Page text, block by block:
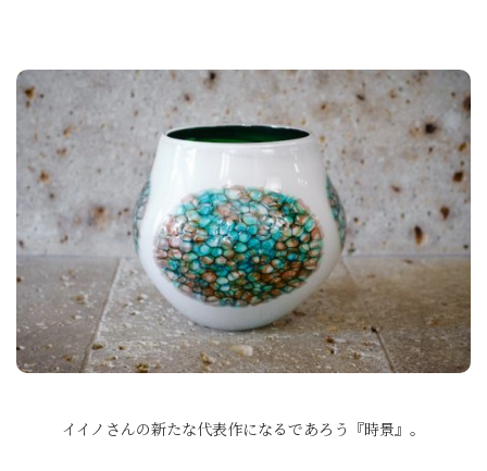
イイノさんの新たな代表作になるであろう『時景』。